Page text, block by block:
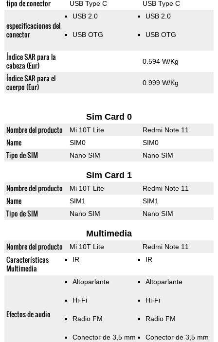
tipo de conector USB Type C USB Type C
especificaciones del
conector
USB 2.0
USB OTG
USB 2.0
USB OTG
Índice SAR para la
cabeza (Eur)
0.594 W/Kg
Índice SAR para el
cuerpo (Eur)
0.999 W/Kg
Sim Card 0
Nombre del producto Mi 10T Lite Redmi Note 11
Name SIM0 SIM0
Tipo de SIM Nano SIM Nano SIM
Sim Card 1
Nombre del producto Mi 10T Lite Redmi Note 11
Name SIM1 SIM1
Tipo de SIM Nano SIM Nano SIM
Multimedia
Nombre del producto Mi 10T Lite Redmi Note 11
Características
Multimedia
IR IR
Efectos de audio
Altoparlante
Hi-Fi
Radio FM
Conector de 3,5 mm
Altoparlante
Hi-Fi
Radio FM
Conector de 3,5 mm